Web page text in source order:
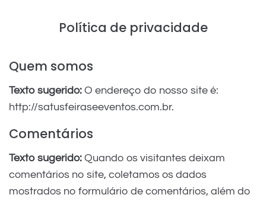
Política de privacidade
Quem somos
Texto sugerido: O endereço do nosso site é:
http://satusfeiraseeventos.com.br.
Comentários
Texto sugerido: Quando os visitantes deixam
comentários no site, coletamos os dados
mostrados no formulário de comentários, além do